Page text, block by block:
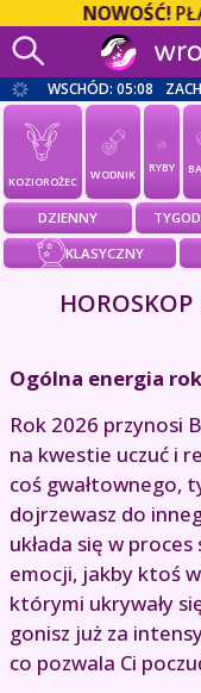
NOWOŚĆ!
WSCHÓD: 05:08
KOZIOROŻEC WODNIK RYBY
DZIENNY
KLASYCZNY
Ogólna energia
Rok 2026 przynosi
na kwestie uczuć i
coś gwałtownego,
dojrzewasz do
układa się w
emocji, jakby ktoś
którymi ukrywały
gonisz już za
co pozwala Ci